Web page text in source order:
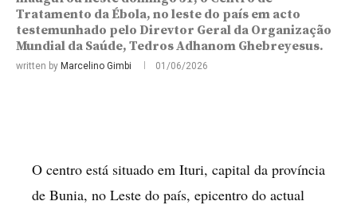
Tratamento da Ébola, no leste do país em acto
testemunhado pelo Direvtor Geral da Organização
Mundial da Saúde, Tedros Adhanom Ghebreyesus.
written by Marcelino Gimbi 01/06/2026
O centro está situado em Ituri, capital da província
de Bunia, no Leste do país, epicentro do actual